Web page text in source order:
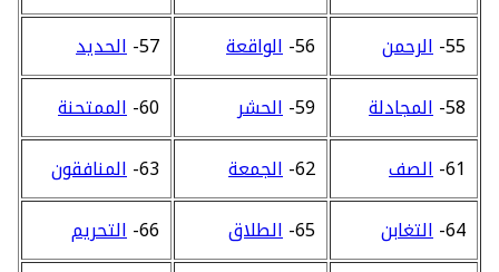
55- الرحمن 56- الواقعة 57- الحديد
58- المجادلة 59- الحشر 60- الممتحنة
61- الصف 62- الجمعة 63- المنافقون
64- التغابن 65- الطلاق 66- التحريم